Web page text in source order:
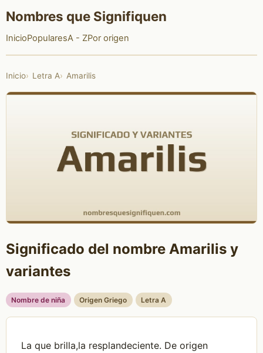
Nombres que Signifiquen
InicioPopularesA - ZPor origen
Inicio Letra A Amarilis
Significado del nombre Amarilis y
variantes
Nombre de niña Origen Griego Letra A
La que brilla,la resplandeciente. De origen